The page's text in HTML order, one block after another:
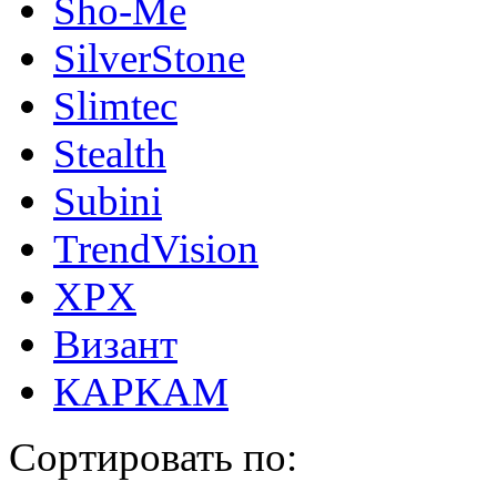
Sho-Me
SilverStone
Slimtec
Stealth
Subini
TrendVision
XPX
Визант
КАРКАМ
Сортировать по: